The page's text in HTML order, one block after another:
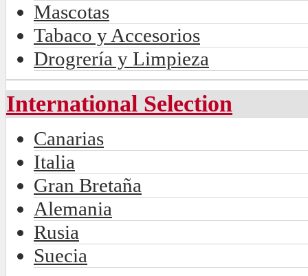
Mascotas
Tabaco y Accesorios
Drogrería y Limpieza
International Selection
Canarias
Italia
Gran Bretaña
Alemania
Rusia
Suecia